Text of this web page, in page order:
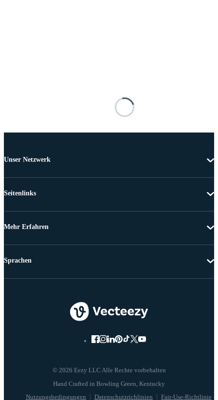
Unser Netzwerk
Seitenlinks
Mehr Erfahren
© 2026 Eezy LLC Alle Rechte vorbehalten
Nutzungsbedingungen Datenschutzrichlinien Fair-Use-Richtlinie
Sprachen